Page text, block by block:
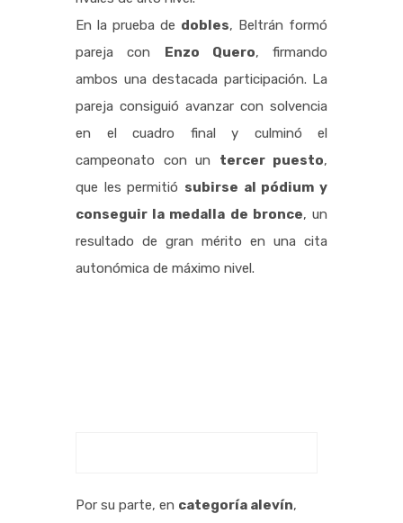
En la prueba de dobles, Beltrán formó
pareja con Enzo Quero, firmando
ambos una destacada participación. La
pareja consiguió avanzar con solvencia
en el cuadro final y culminó el
campeonato con un tercer puesto,
que les permitió subirse al pódium y
conseguir la medalla de bronce, un
resultado de gran mérito en una cita
autonómica de máximo nivel.
Por su parte, en categoría alevín,